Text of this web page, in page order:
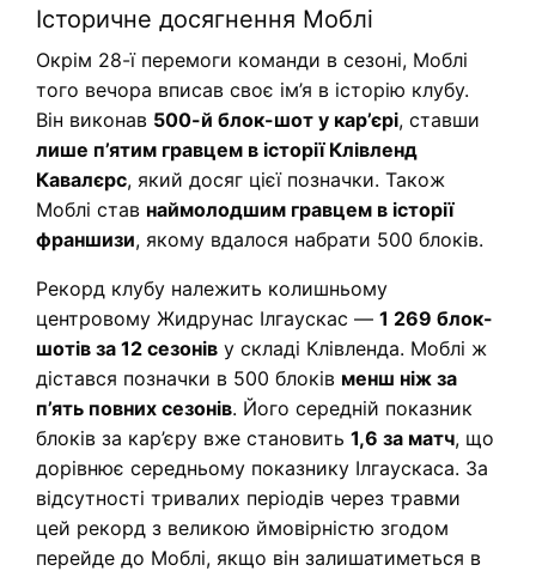
Історичне досягнення Моблі
Окрім 28-ї перемоги команди в сезоні, Моблі
того вечора вписав своє ім’я в історію клубу.
Він виконав 500-й блок-шот у кар’єрі, ставши
лише п’ятим гравцем в історії Клівленд
Кавалєрс, який досяг цієї позначки. Також
Моблі став наймолодшим гравцем в історії
франшизи, якому вдалося набрати 500 блоків.
Рекорд клубу належить колишньому
центровому Жидрунас Ілгаускас — 1 269 блок-
шотів за 12 сезонів у складі Клівленда. Моблі ж
дістався позначки в 500 блоків менш ніж за
п’ять повних сезонів. Його середній показник
блоків за кар’єру вже становить 1,6 за матч, що
дорівнює середньому показнику Ілгаускаса. За
відсутності тривалих періодів через травми
цей рекорд з великою ймовірністю згодом
перейде до Моблі, якщо він залишатиметься в